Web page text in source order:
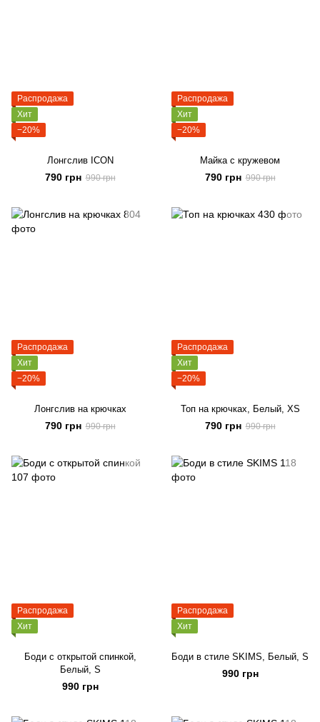
Распродажа
Хит
−20%
Лонгслив ICON
790 грн 990 грн
Распродажа
Хит
−20%
Майка с кружевом
790 грн 990 грн
Распродажа
Хит
−20%
Лонгслив на крючках
790 грн 990 грн
Распродажа
Хит
−20%
Топ на крючках, Белый, XS
790 грн 990 грн
Распродажа
Хит
Боди с открытой спинкой,
Белый, S
990 грн
Распродажа
Хит
Боди в стиле SKIMS, Белый, S
990 грн